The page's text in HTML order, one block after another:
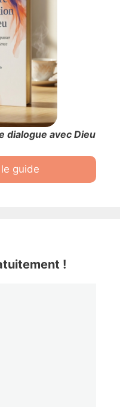
dialogue avec Dieu
guide
!